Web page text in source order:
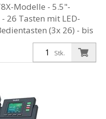
Stk.
Modelle - 5.5"-
26 Tasten mit LED-
(3x 26) - bis